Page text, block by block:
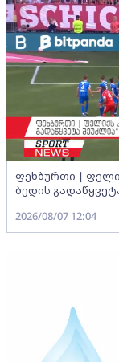
ფეხბურთი |
ბედის
2026/08/07 12:04